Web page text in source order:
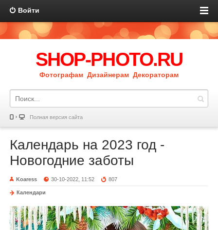
Войти
SHOP-PHOTO.RU
Фотографам Дизайнерам Декораторам
Полная версия сайта
Календарь на 2023 год -
Новогодние заботы
Koaress 30-10-2022, 11:52 807
Календари